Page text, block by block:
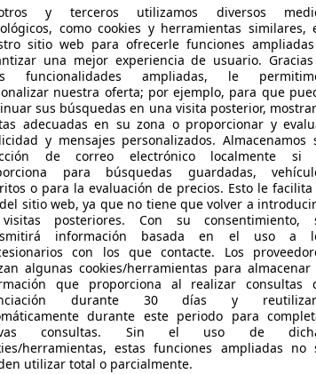
Cross
€ 24.200 Sin
08/2023 31.494 km
y terceros utilizamos diversos
como cookies y herramientas similares,
sitio web para ofrecerle funciones
una mejor experiencia de usuario.
funcionalidades ampliadas, le
nuestra oferta; por ejemplo, para que
sus búsquedas en una visita posterior,
adecuadas en su zona o proporcionar y
y mensajes personalizados. Almacenamos
de correo electrónico localmente si
para búsquedas guardadas,
o para la evaluación de precios. Esto le facilita
sitio web, ya que no tiene que volver a
posteriores. Con su consentimiento,
información basada en el uso a
con los que contacte. Los
algunas cookies/herramientas para almacenar
que proporciona al realizar consultas
durante 30 días y
durante este periodo para
consultas. Sin el uso de
herramientas, estas funciones ampliadas no
utilizar total o parcialmente.